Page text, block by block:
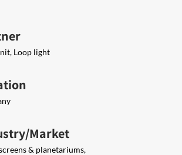
Loop light
Market
& planetariums,